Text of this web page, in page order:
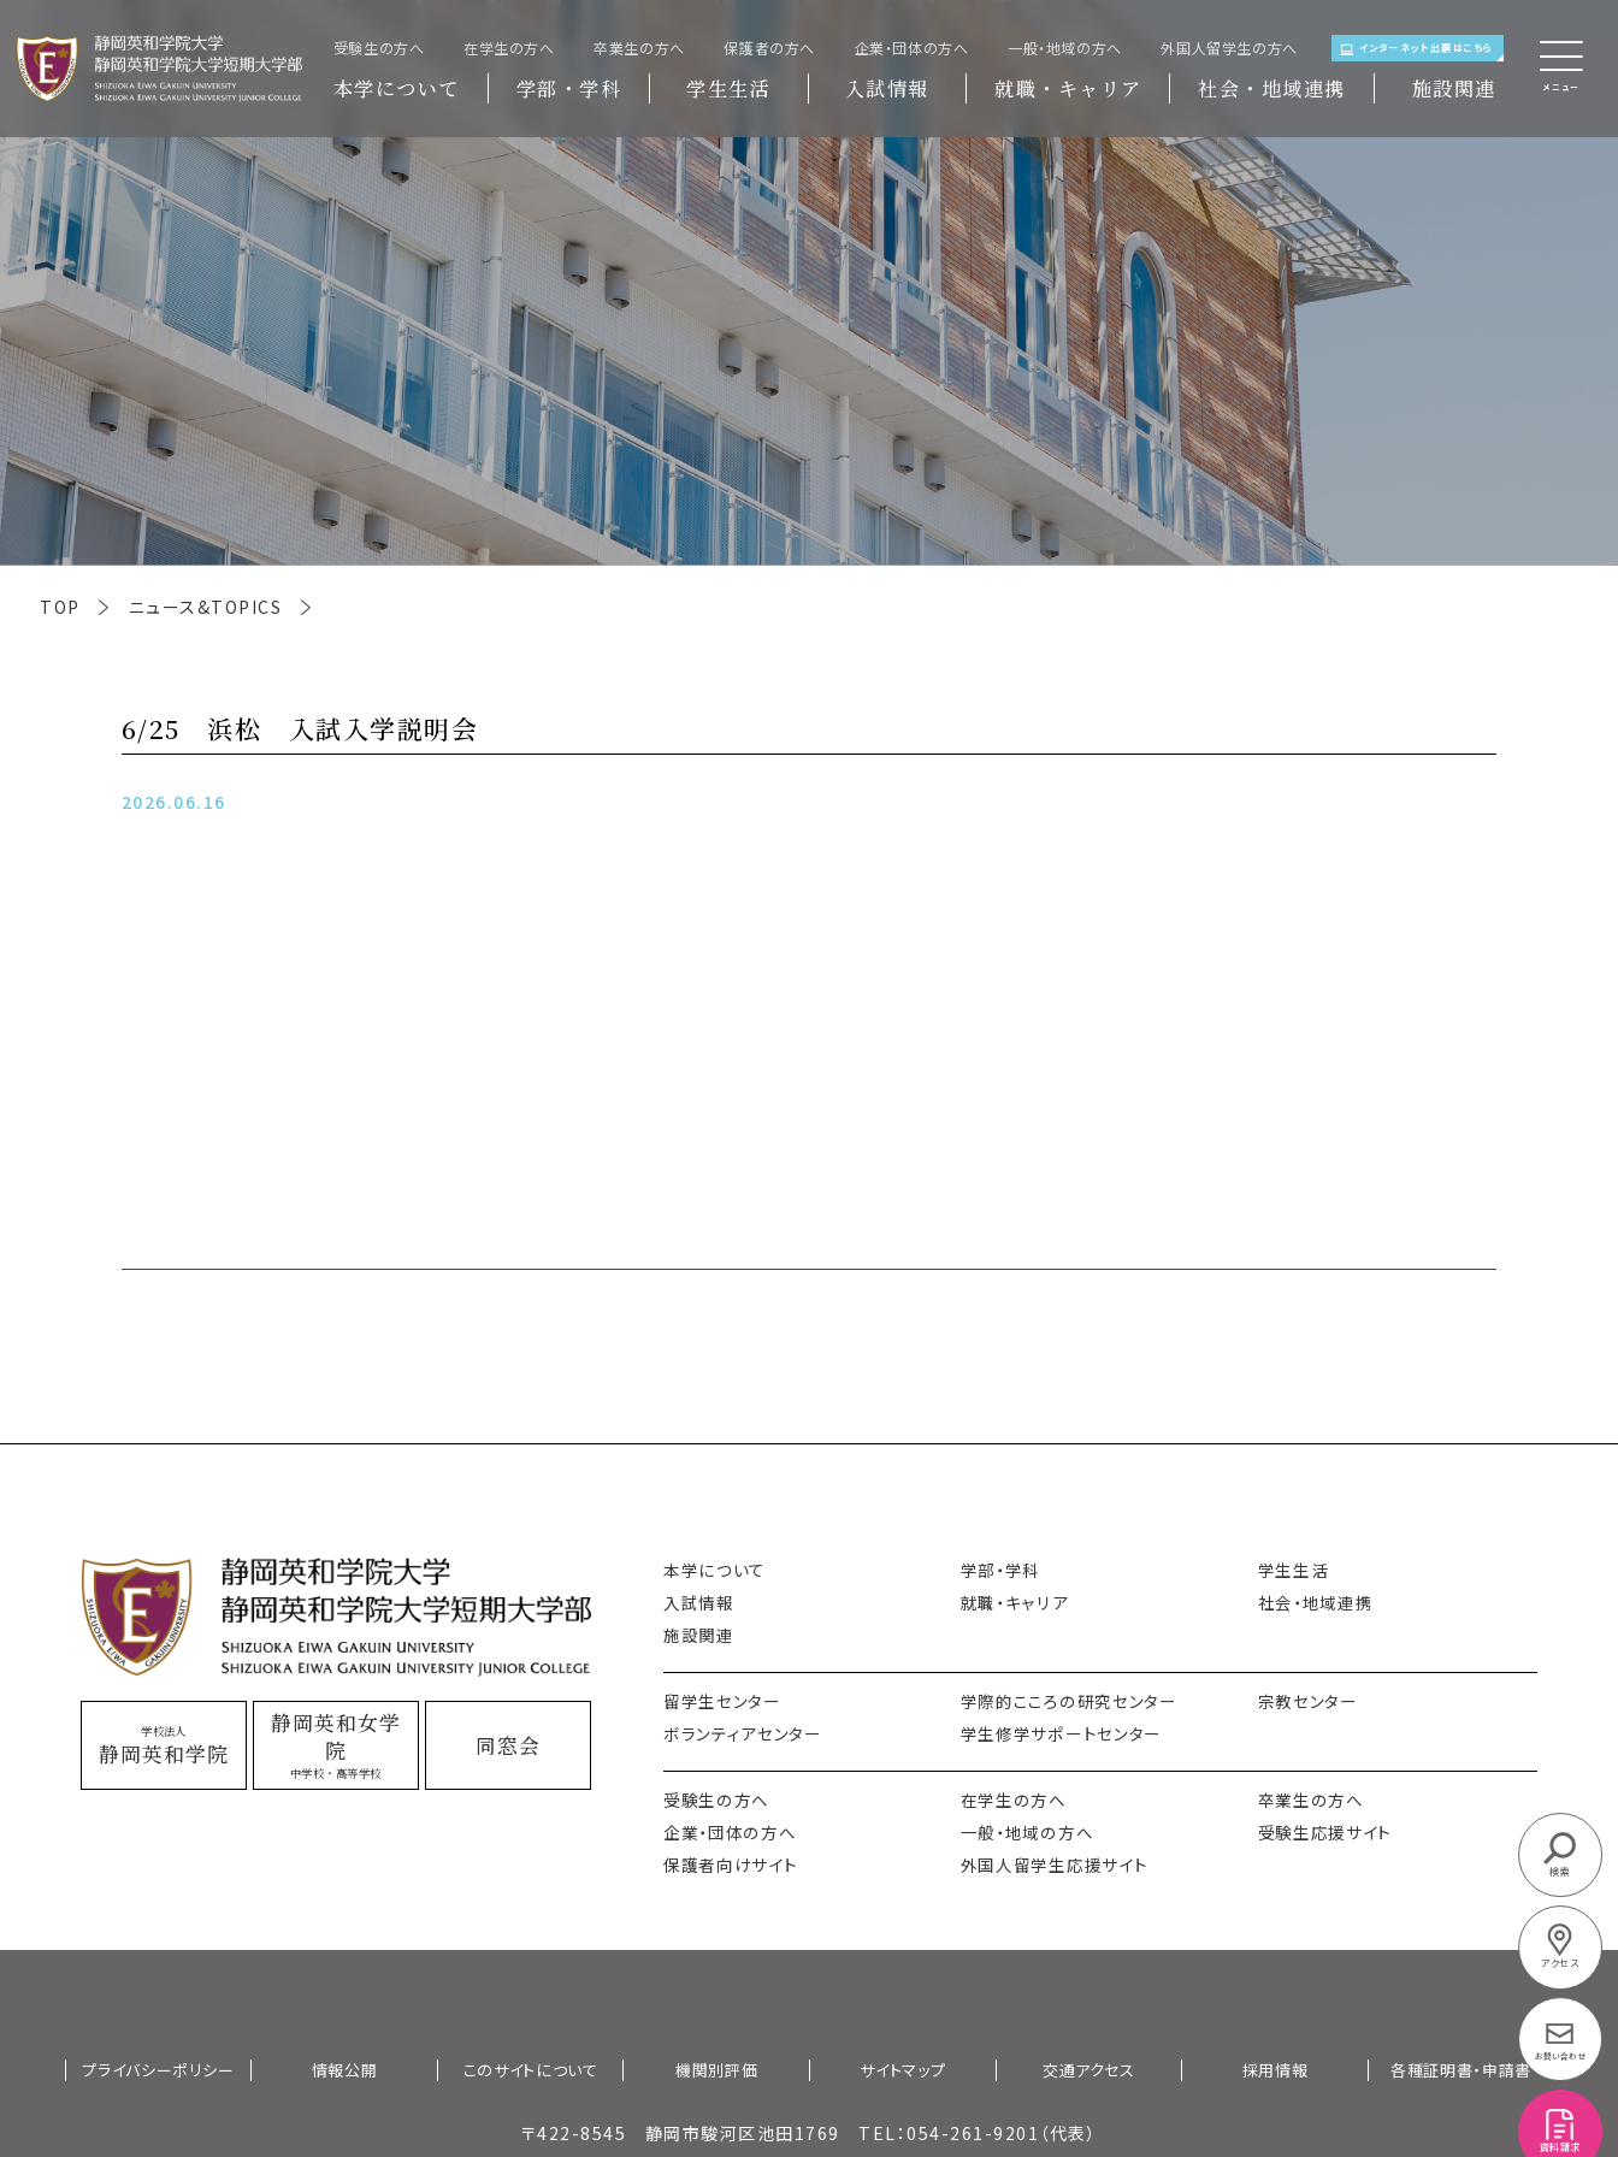
受験生の方へ 在学生の方へ 卒業生の方へ 保護者の方へ 企業・団体の方へ 一般・地域の方へ 外国人留学生の方へ インターネット出願はこちら
本学について 学部・学科 学生生活 入試情報 就職・キャリア 社会・地域連携 施設関連 メニュー
検索
アクセス
お問い合わせ
資料請求
TOP ニュース&TOPICS
6/25 浜松 入試入学説明会
2026.06.16
学校法人
静岡英和学院
静岡英和女学
院
中学校・高等学校
同窓会
本学について 学部・学科
学生生活
入試情報
就職・キャリア
社会・地域連携
施設関連
留学生センター 学際的こころの研究センター
宗教センター
ボランティアセンター
学生修学サポートセンター
受験生の方へ 在学生の方へ
卒業生の方へ
企業・団体の方へ
一般・地域の方へ
受験生応援サイト
保護者向けサイト
外国人留学生応援サイト
プライバシーポリシー 情報公開 このサイトについて 機関別評価 サイトマップ 交通アクセス 採用情報 各種証明書・申請書
〒422-8545 静岡市駿河区池田1769 TEL：054-261-9201（代表）